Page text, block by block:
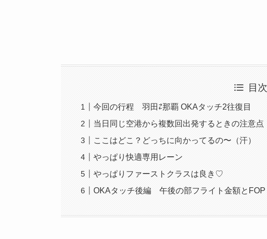
目次
今回の行程 羽田⇄那覇 OKAタッチ2往復目
当日同じ空港から複数回出発するときの注意点
ここはどこ？どっちに向かってるの〜（汗）
やっぱり快適専用レーン
やっぱりファーストクラスは良き♡
OKAタッチ後編 午後の部フライト金額とFOP